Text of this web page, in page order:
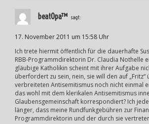
beatOpa™ sagt:
17. November 2011 um 15:58 Uhr
Ich trete hiermit öffentlich für die dauerhafte
RBB-Programmdirektorin Dr. Claudia Nothelle
gläubige Katholikin scheint mit ihrer Aufgabe
überfordert zu sein, nein, sie will den auf „Fritz“
verbreiteten Antisemitismus noch nicht einmal
das wohl mit dem klerikalen Antisemitismus
Glaubensgemeinschaft korrespondiert? Ich
länger, dass meine Rundfunkgebühren zur
Programmdirektorin und der durch sie